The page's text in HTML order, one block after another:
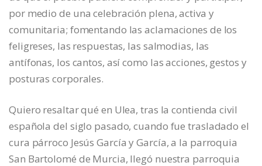
por medio de una celebración plena, activa y
comunitaria; fomentando las aclamaciones de los
feligreses, las respuestas, las salmodias, las
antífonas, los cantos, así como las acciones, gestos y
posturas corporales.
Quiero resaltar qué en Ulea, tras la contienda civil
española del siglo pasado, cuando fue trasladado el
cura párroco Jesús García y García, a la parroquia
San Bartolomé de Murcia, llegó nuestra parroquia